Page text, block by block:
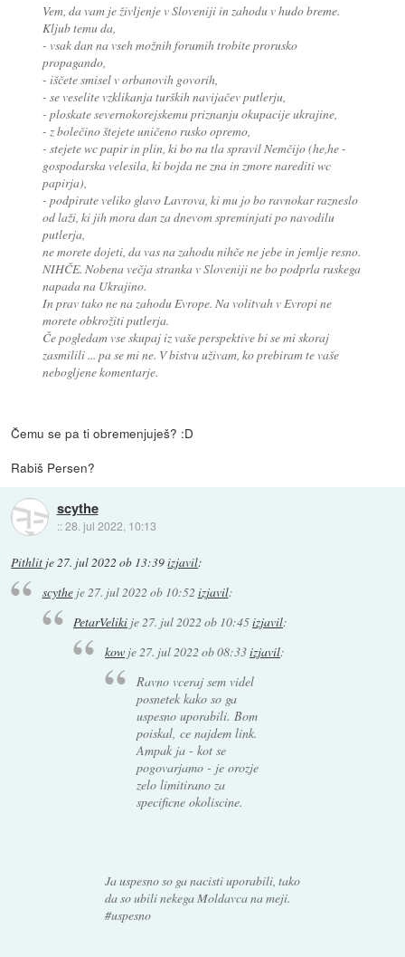
Vem, da vam je življenje v Sloveniji in zahodu v hudo breme.
Kljub temu da,
- vsak dan na vseh možnih forumih trobite prorusko
propagando,
- iščete smisel v orbanovih govorih,
- se veselite vzklikanja turških navijačev putlerju,
- ploskate severnokorejskemu priznanju okupacije ukrajine,
- z bolečino štejete uničeno rusko opremo,
- stejete wc papir in plin, ki bo na tla spravil Nemčijo (he,he -
gospodarska velesila, ki bojda ne zna in zmore narediti wc
papirja),
- podpirate veliko glavo Lavrova, ki mu jo bo ravnokar razneslo
od laži, ki jih mora dan za dnevom spreminjati po navodilu
putlerja,
ne morete dojeti, da vas na zahodu nihče ne jebe in jemlje resno.
NIHČE. Nobena večja stranka v Sloveniji ne bo podprla ruskega
napada na Ukrajino.
In prav tako ne na zahodu Evrope. Na volitvah v Evropi ne
morete obkrožiti putlerja.
Če pogledam vse skupaj iz vaše perspektive bi se mi skoraj
zasmilili ... pa se mi ne. V bistvu uživam, ko prebiram te vaše
nebogljene komentarje.
Čemu se pa ti obremenjuješ? :D
Rabiš Persen?
scythe
::28. jul 2022, 10:13
Pithlit je27. jul 2022 ob 13:39izjavil:
scytheje27. jul 2022 ob 10:52 izjavil:
PetarVeliki je27. jul 2022 ob 10:45izjavil:
kowje 27. jul 2022 ob 08:33izjavil:
Ravno vceraj sem videl
posnetek kako so ga
uspesno uporabili. Bom
poiskal, ce najdem link.
Ampak ja - kot se
pogovarjamo - je orozje
zelo limitirano za
specificne okoliscine.
Ja uspesno so ga nacisti uporabili, tako
da so ubili nekega Moldavca na meji.
#uspesno